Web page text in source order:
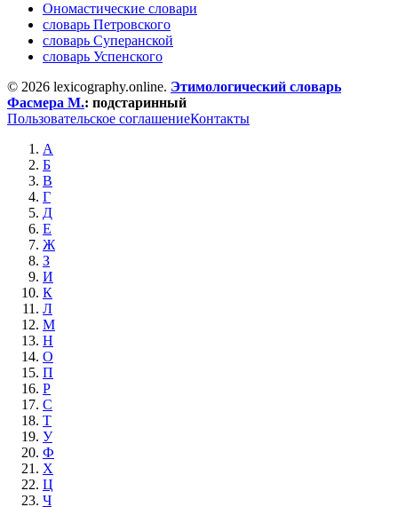
Ономастические словари
словарь Петровского
словарь Суперанской
словарь Успенского
© 2026 lexicography.online. Этимологический словарь
Фасмера М.: подстаринный
Пользовательское соглашениеКонтакты
А
Б
В
Г
Д
Е
Ж
З
И
К
Л
М
Н
О
П
Р
С
Т
У
Ф
Х
Ц
Ч